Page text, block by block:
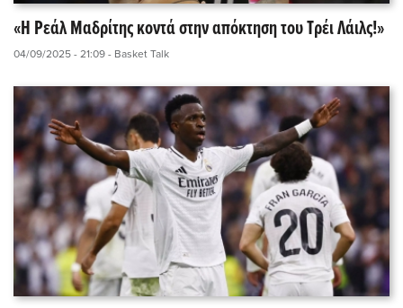
«Η Ρεάλ Μαδρίτης κοντά στην απόκτηση του Τρέι Λάιλς!»
04/09/2025 - 21:09 - Basket Talk